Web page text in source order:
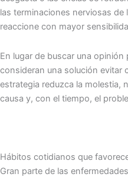
las terminaciones nerviosas de
reaccione con mayor
En lugar de buscar una
consideran una solución evitar
estrategia reduzca la molestia,
causa y, con el tiempo, el
Hábitos cotidianos que
Gran parte de las